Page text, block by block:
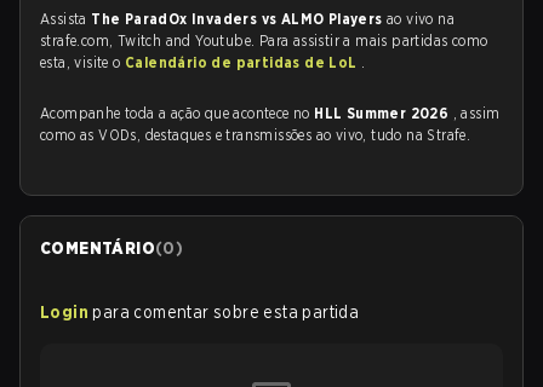
Assista The ParadOx Invaders vs ALMO Playersao vivo na
strafe.com, Twitch and Youtube. Para assistir a mais partidas como
esta, visite o Calendário de partidas de LoL .
Acompanhe toda a ação que acontece no HLL Summer 2026 , assim
como as VODs, destaques e transmissões ao vivo, tudo na Strafe.
COMENTÁRIO(0)
Login para comentar sobre esta partida